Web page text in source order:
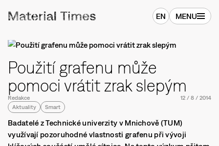
EN MENU
Použití grafenu může
pomoci vrátit zrak slepým
Redakce 12 / 8 / 2014
Aktuality
Smart
Badatelé z Technické univerzity v Mnichově (TUM)
využívají pozoruhodné vlastnosti grafenu při vývoji